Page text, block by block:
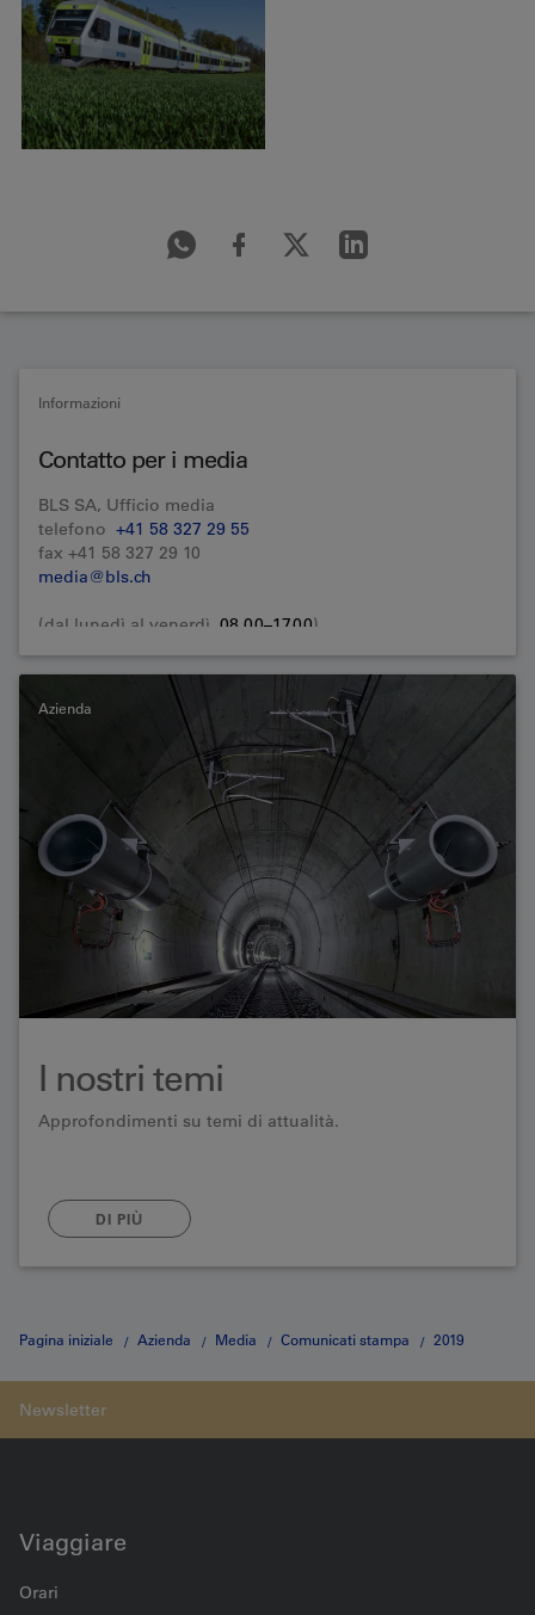
Informazioni
Contatto per i media
BLS SA, Ufficio media
telefono +41 58 327 29 55
fax +41 58 327 29 10
media@bls.ch
(dal lunedì al venerdì, 08.00–17.00)
Azienda
I nostri temi
Approfondimenti su temi di attualità.
DI PIÙ
Pagina iniziale Azienda Media Comunicati stampa 2019
Viaggiare
Orari